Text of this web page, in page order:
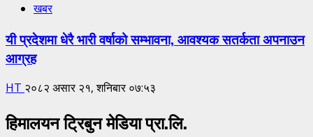
खबर
यी प्रदेशमा धेरै भारी वर्षाको सम्भावना, आवश्यक सतर्कता अपनाउन
आग्रह
HT २०८२ असार २१, शनिबार ०७:५३
हिमालयन ट्रिबुन मेडिया प्रा.लि.